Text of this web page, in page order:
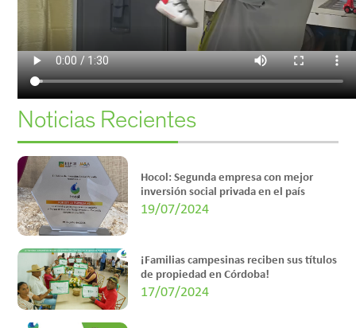
Noticias Recientes
Hocol: Segunda empresa con mejor
inversión social privada en el país
19/07/2024
¡Familias campesinas reciben sus títulos
de propiedad en Córdoba!
17/07/2024